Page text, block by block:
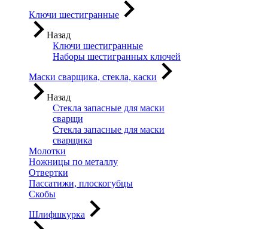
Ключи шестигранные
Назад
Ключи шестигранные
Наборы шестигранных ключей
Маски сварщика, стекла, каски
Назад
Стекла запасные для маски
сварщи
Стекла запасные для маски
сварщика
Молотки
Ножницы по металлу
Отвертки
Пассатижи, плоскогубцы
Скобы
Шлифшкурка